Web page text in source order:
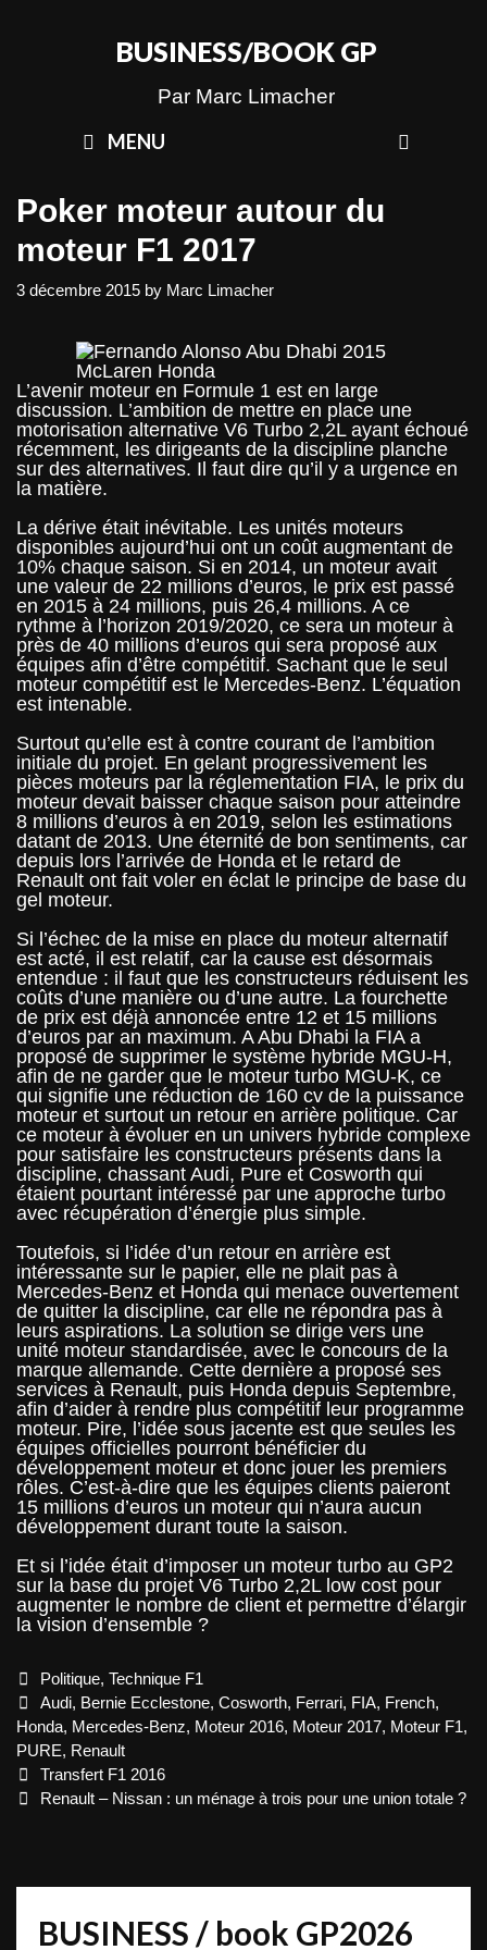
BUSINESS/BOOK GP
Par Marc Limacher
MENU
Poker moteur autour du
moteur F1 2017
3 décembre 2015 by Marc Limacher
L’avenir moteur en Formule 1 est en large
discussion. L’ambition de mettre en place une
motorisation alternative V6 Turbo 2,2L ayant échoué
récemment, les dirigeants de la discipline planche
sur des alternatives. Il faut dire qu’il y a urgence en
la matière.
La dérive était inévitable. Les unités moteurs
disponibles aujourd’hui ont un coût augmentant de
10% chaque saison. Si en 2014, un moteur avait
une valeur de 22 millions d’euros, le prix est passé
en 2015 à 24 millions, puis 26,4 millions. A ce
rythme à l’horizon 2019/2020, ce sera un moteur à
près de 40 millions d’euros qui sera proposé aux
équipes afin d’être compétitif. Sachant que le seul
moteur compétitif est le Mercedes-Benz. L’équation
est intenable.
Surtout qu’elle est à contre courant de l’ambition
initiale du projet. En gelant progressivement les
pièces moteurs par la réglementation FIA, le prix du
moteur devait baisser chaque saison pour atteindre
8 millions d’euros à en 2019, selon les estimations
datant de 2013. Une éternité de bon sentiments, car
depuis lors l’arrivée de Honda et le retard de
Renault ont fait voler en éclat le principe de base du
gel moteur.
Si l’échec de la mise en place du moteur alternatif
est acté, il est relatif, car la cause est désormais
entendue : il faut que les constructeurs réduisent les
coûts d’une manière ou d’une autre. La fourchette
de prix est déjà annoncée entre 12 et 15 millions
d’euros par an maximum. A Abu Dhabi la FIA a
proposé de supprimer le système hybride MGU-H,
afin de ne garder que le moteur turbo MGU-K, ce
qui signifie une réduction de 160 cv de la puissance
moteur et surtout un retour en arrière politique. Car
ce moteur à évoluer en un univers hybride complexe
pour satisfaire les constructeurs présents dans la
discipline, chassant Audi, Pure et Cosworth qui
étaient pourtant intéressé par une approche turbo
avec récupération d’énergie plus simple.
Toutefois, si l’idée d’un retour en arrière est
intéressante sur le papier, elle ne plait pas à
Mercedes-Benz et Honda qui menace ouvertement
de quitter la discipline, car elle ne répondra pas à
leurs aspirations. La solution se dirige vers une
unité moteur standardisée, avec le concours de la
marque allemande. Cette dernière a proposé ses
services à Renault, puis Honda depuis Septembre,
afin d’aider à rendre plus compétitif leur programme
moteur. Pire, l’idée sous jacente est que seules les
équipes officielles pourront bénéficier du
développement moteur et donc jouer les premiers
rôles. C’est-à-dire que les équipes clients paieront
15 millions d’euros un moteur qui n’aura aucun
développement durant toute la saison.
Et si l’idée était d’imposer un moteur turbo au GP2
sur la base du projet V6 Turbo 2,2L low cost pour
augmenter le nombre de client et permettre d’élargir
la vision d’ensemble ?
Categories
Politique,Technique F1
Tags
Audi, Bernie Ecclestone,Cosworth, Ferrari, FIA, French,
Honda, Mercedes-Benz, Moteur 2016, Moteur 2017, Moteur F1,
PURE, Renault
Post
navigation
Transfert F1 2016
Renault – Nissan : un ménage à trois pour une union totale ?
BUSINESS / book GP2026